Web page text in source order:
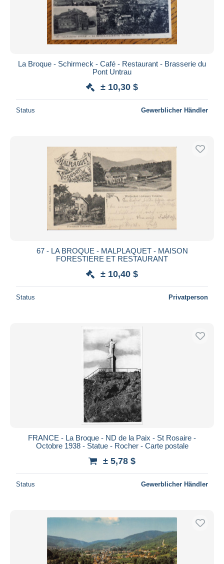
La Broque - Schirmeck - Café - Restaurant - Brasserie du
Pont Untrau
± 10,30 $
Status Gewerblicher Händler
67 - LA BROQUE - MALPLAQUET - MAISON
FORESTIERE ET RESTAURANT
± 10,40 $
Status Privatperson
FRANCE - La Broque - ND de la Paix - St Rosaire -
Octobre 1938 - Statue - Rocher - Carte postale
± 5,78 $
Status Gewerblicher Händler